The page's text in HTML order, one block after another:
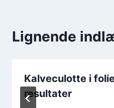
Lignende
Kalveculotte i
resultater